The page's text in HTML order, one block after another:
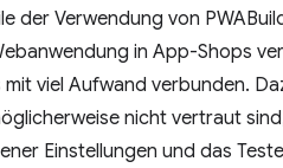
der Verwendung von
in App-Shops
viel Aufwand verbunden.
nicht vertraut
Einstellungen und das